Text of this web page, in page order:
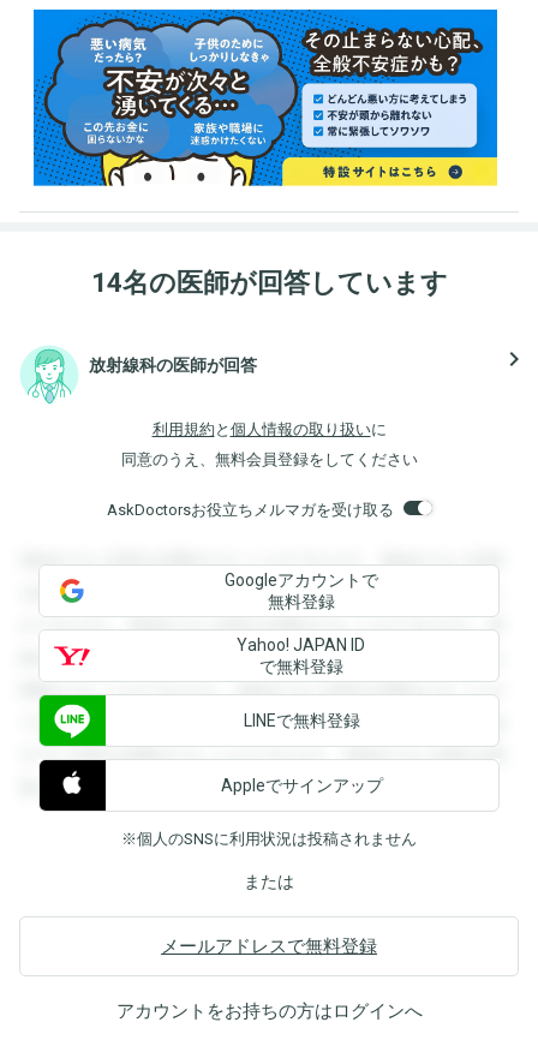
14名の医師が回答しています
放射線科の医師が回答 navigate_next
利用規約 と 個人情報の取り扱いに
同意のうえ、無料会員登録をしてください
AskDoctorsお役立ちメルマガを受け取る
登録すると回答を閲覧することができます。登録すると回答
を閲覧することができます。登録すると回答を閲覧すること
ができます。登録すると回答を閲覧することができます。登
録すると回答を閲覧することができます。登録すると回答を
閲覧することができます。登録すると回答を閲覧することが
できます。登録すると回答を閲覧することができます。登録
すると回答を閲覧することができます。登録すると回答を閲
覧することができます。
Googleアカウントで
無料登録
Yahoo! JAPAN ID
で無料登録
LINEで無料登録
Appleでサインアップ
※個人のSNSに利用状況は投稿されません
または
メールアドレスで無料登録
アカウントをお持ちの方はログインへ